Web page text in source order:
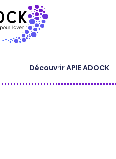
Découvrir APIE ADOCK